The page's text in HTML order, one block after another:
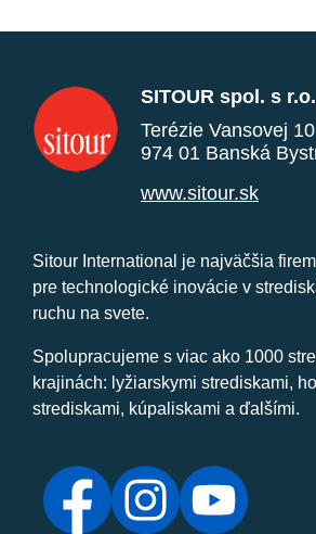
SITOUR spol. s r.o.
Terézie Vansovej 10
974 01 Banská
www.sitour.sk
Sitour International je najväčšia
pre technologické inovácie v
ruchu na svete.
Spolupracujeme s viac ako 1000
krajinách: lyžiarskymi strediskami,
strediskami, kúpaliskami a ďalšími.